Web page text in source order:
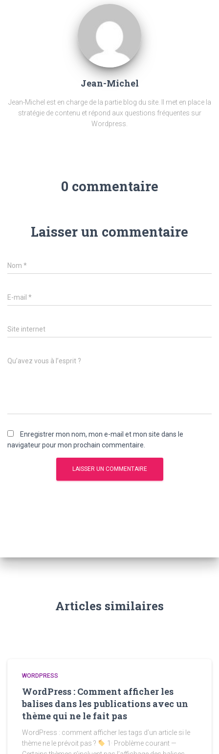
Jean-Michel
Jean-Michel est en charge de la partie blog du site. Il met en place la
stratégie de contenu et répond aux questions fréquentes sur
Wordpress.
0 commentaire
Laisser un commentaire
Nom *
E-mail *
Site internet
Qu’avez vous à l’esprit ?
Enregistrer mon nom, mon e-mail et mon site dans le
navigateur pour mon prochain commentaire.
Articles similaires
WORDPRESS
WordPress : Comment afficher les
balises dans les publications avec un
thème qui ne le fait pas
WordPress : comment afficher les tags d’un article si le
thème ne le prévoit pas ?
1· Problème courant —